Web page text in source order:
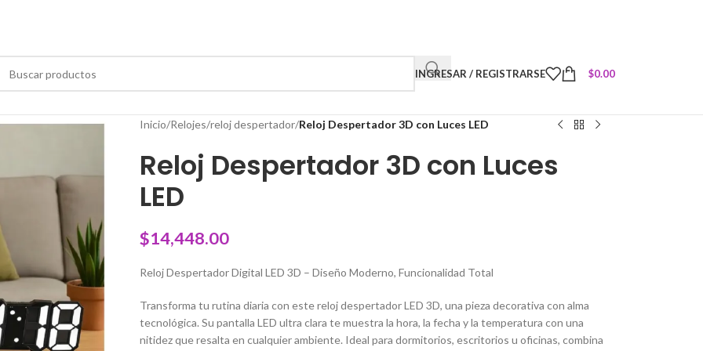
INGRESAR / REGISTRARSE $0.00
Inicio/Relojes/reloj despertador/Reloj Despertador 3D con Luces LED
Reloj Despertador 3D con Luces
LED
$14,448.00
Reloj Despertador Digital LED 3D – Diseño Moderno, Funcionalidad Total
Transforma tu rutina diaria con este reloj despertador LED 3D, una pieza decorativa con alma
tecnológica. Su pantalla LED ultra clara te muestra la hora, la fecha y la temperatura con una
nitidez que resalta en cualquier ambiente. Ideal para dormitorios, escritorios u oficinas, combina